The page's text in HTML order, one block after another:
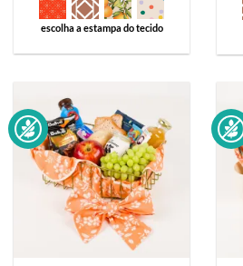
escolha a estampa do tecido